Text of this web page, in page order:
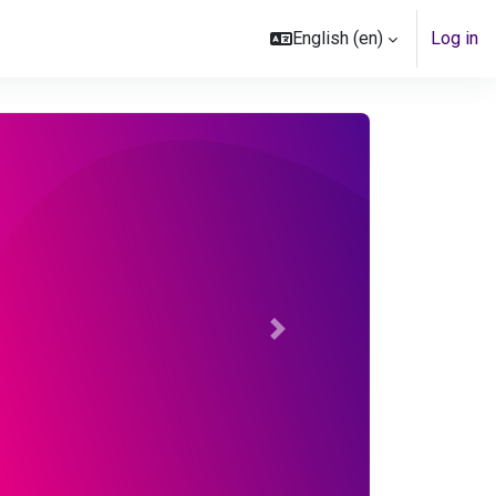
English ‎(en)‎ Log in
Next